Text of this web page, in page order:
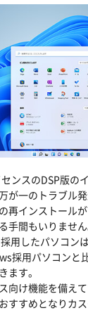
ンスのDSP版の
が一のトラブル
再インストール
手間もいりません
用したパソコン
採用パソコンと
ます。
向け機能を備え
すすめとなりカ